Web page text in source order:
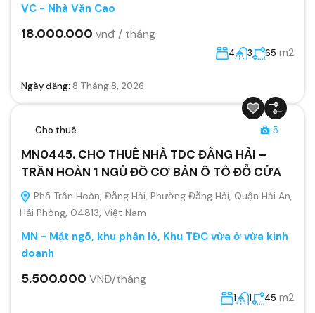
VC - Nhà Văn Cao
18.000.000 vnđ / tháng
4 3 65 m2
Ngày đăng: 8 Tháng 8, 2026
Cho thuê 5
MN0445. CHO THUÊ NHÀ TDC ĐẰNG HẢI –
TRẦN HOÀN 1 NGỦ ĐỒ CƠ BẢN Ô TÔ ĐỖ CỬA
Phố Trần Hoàn, Đằng Hải, Phường Đằng Hải, Quận Hải An,
Hải Phòng, 04813, Việt Nam
MN - Mặt ngõ, khu phân lô, Khu TĐC vừa ở vừa kinh
doanh
5.500.000 VNĐ/tháng
1 1 45 m2